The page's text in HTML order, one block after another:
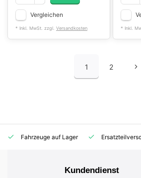
Vergleichen
* Inkl. MwSt. zzgl. Versandkosten * Inkl.
1 2
Fahrzeuge auf Lager
Kundendienst